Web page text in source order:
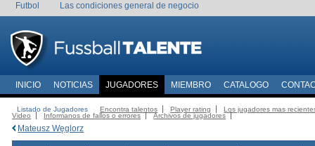
Futbol Las condiciones general de negocio
INICIO NOTICIAS JUGADORES MIEMBRO CATALOGO
Listado de Jugadores Encontra talentos Player rating
Los jugadores mas
Video
Informanos de fallos o errores Archivos de jugadores
Mateusz Węglorz